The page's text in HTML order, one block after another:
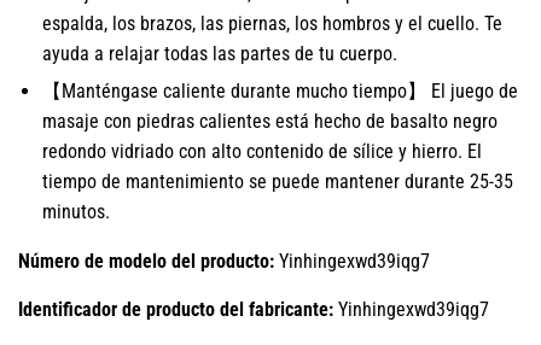
espalda, los brazos, las piernas, los hombros y el cuello. Te
ayuda a relajar todas las partes de tu cuerpo.
【Manténgase caliente durante mucho tiempo】 El juego de
masaje con piedras calientes está hecho de basalto negro
redondo vidriado con alto contenido de sílice y hierro. El
tiempo de mantenimiento se puede mantener durante 25-35
minutos.
Número de modelo del producto: Yinhingexwd39iqg7
Identificador de producto del fabricante: Yinhingexwd39iqg7